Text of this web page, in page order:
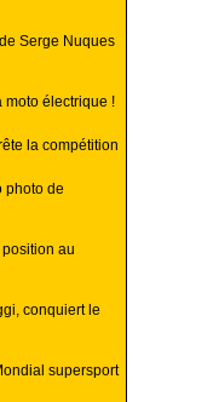
Serge Nuques
moto électrique !
la compétition
photo de
au
conquiert le
supersport